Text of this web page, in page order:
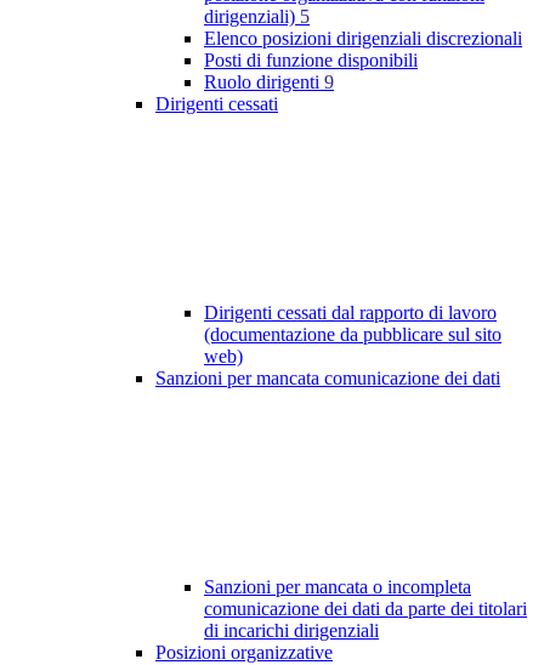
dirigenziali) 5
Elenco posizioni dirigenziali discrezionali
Posti di funzione disponibili
Ruolo dirigenti 9
Dirigenti cessati
Dirigenti cessati dal rapporto di lavoro
(documentazione da pubblicare sul sito
web)
Sanzioni per mancata comunicazione dei dati
Sanzioni per mancata o incompleta
comunicazione dei dati da parte dei titolari
di incarichi dirigenziali
Posizioni organizzative